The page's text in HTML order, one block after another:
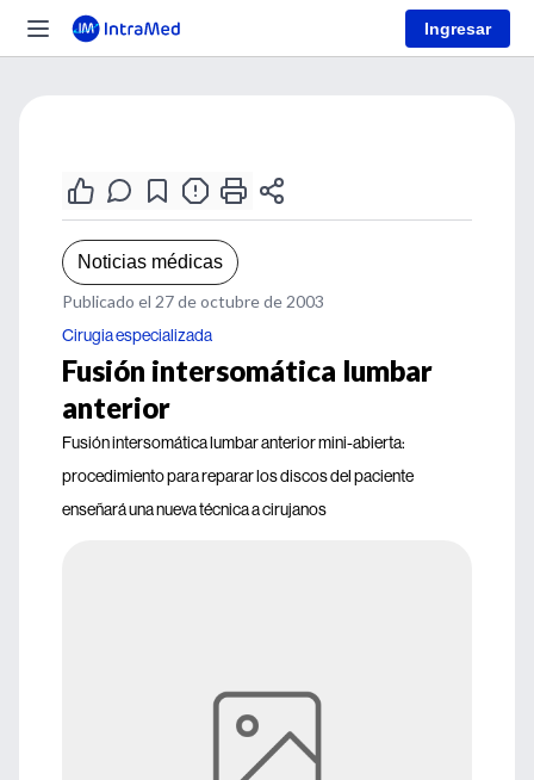
Ingresar
Noticias médicas
Publicado el 27 de octubre de 2003
Cirugia especializada
Fusión intersomática lumbar
anterior
Fusión intersomática lumbar anterior mini-abierta:
procedimiento para reparar los discos del paciente
enseñará una nueva técnica a cirujanos